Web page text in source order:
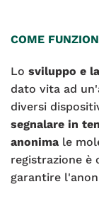
COME
Lo sviluppo e
dato vita ad
diversi
segnalare in
anonima le
registrazione è
garantire